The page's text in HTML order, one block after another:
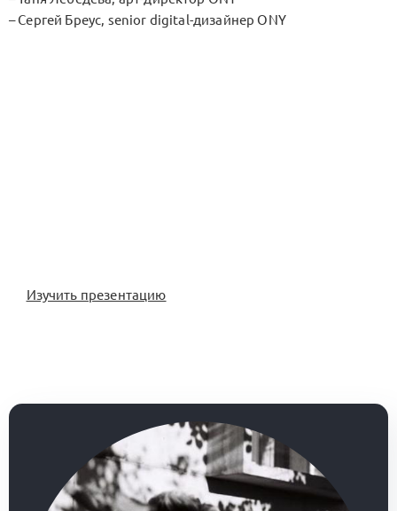
– Сергей Бреус, senior digital-дизайнер ONY
Изучить презентацию